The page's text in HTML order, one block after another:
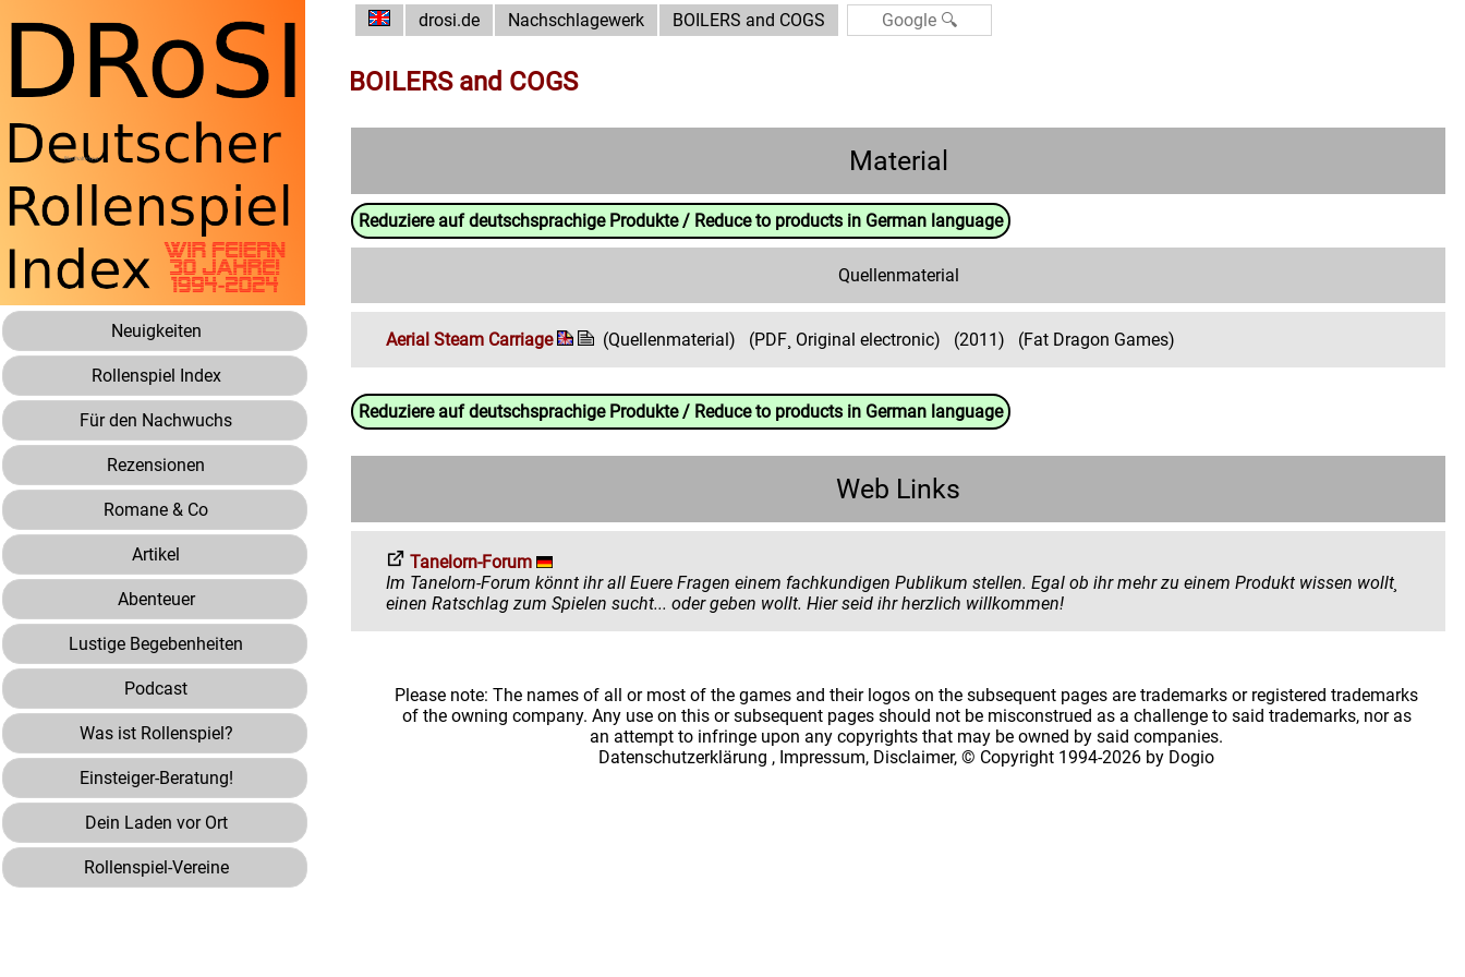
Neuigkeiten
Rollenspiel Index
Für den Nachwuchs
Rezensionen
Romane & Co
Artikel
Abenteuer
Lustige Begebenheiten
Podcast
Was ist Rollenspiel?
Einsteiger-Beratung!
Dein Laden vor Ort
Rollenspiel-Vereine
drosi.de Nachschlagewerk BOILERS and COGS
BOILERS and COGS
Material
Reduziere auf deutschsprachige Produkte / Reduce to products in German language
Quellenmaterial
Aerial Steam Carriage (Quellenmaterial) (PDF¸ Original electronic) (2011) (Fat Dragon Games)
Reduziere auf deutschsprachige Produkte / Reduce to products in German language
Web Links
Tanelorn-Forum
Im Tanelorn-Forum könnt ihr all Euere Fragen einem fachkundigen Publikum stellen. Egal ob ihr mehr zu einem Produkt wissen wollt¸
einen Ratschlag zum Spielen sucht... oder geben wollt. Hier seid ihr herzlich willkommen!
Please note: The names of all or most of the games and their logos on the subsequent pages are trademarks or registered trademarks
of the owning company. Any use on this or subsequent pages should not be misconstrued as a challenge to said trademarks, nor as
an attempt to infringe upon any copyrights that may be owned by said companies.
Datenschutzerklärung , Impressum, Disclaimer, © Copyright 1994-2026 by Dogio